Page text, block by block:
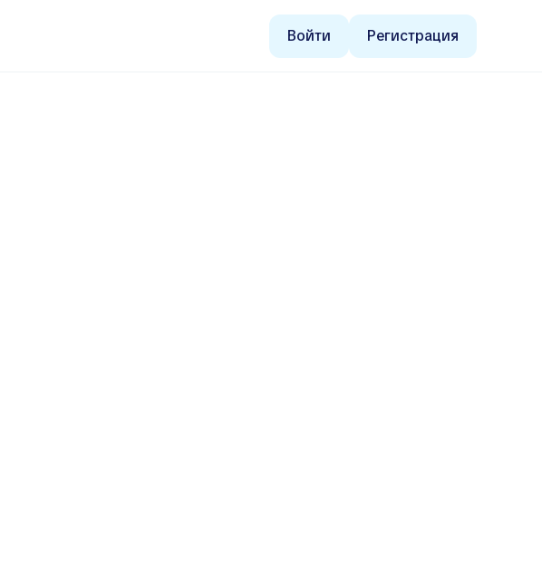
Войти Регистрация